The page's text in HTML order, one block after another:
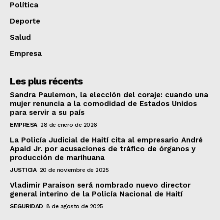
Política
Deporte
Salud
Empresa
Les plus récents
Sandra Paulemon, la elección del coraje: cuando una
mujer renuncia a la comodidad de Estados Unidos
para servir a su país
EMPRESA 28 de enero de 2026
La Policía Judicial de Haití cita al empresario André
Apaid Jr. por acusaciones de tráfico de órganos y
producción de marihuana
JUSTICIA 20 de noviembre de 2025
Vladimir Paraison será nombrado nuevo director
general interino de la Policía Nacional de Haití
SEGURIDAD 8 de agosto de 2025